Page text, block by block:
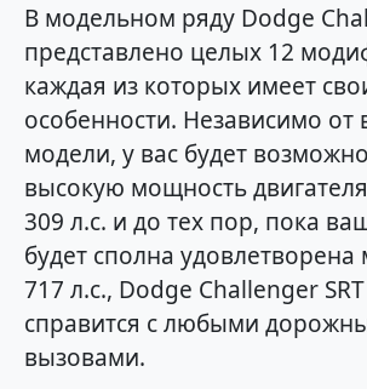
В модельном ряду Dodge
представлено целых 12
каждая из которых имеет
особенности. Независимо
модели, у вас будет
высокую мощность
309 л.с. и до тех пор, пока
будет сполна
717 л.с., Dodge Challenger
справится с любыми
вызовами.